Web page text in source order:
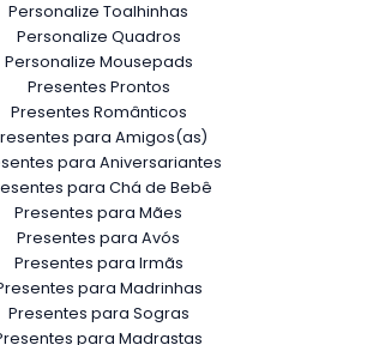
Personalize Toalhinhas
Personalize Quadros
Personalize Mousepads
Presentes Prontos
Presentes Românticos
para Amigos(as)
para Aniversariantes
para Chá de Bebê
Presentes para Mães
Presentes para Avós
Presentes para Irmãs
para Madrinhas
Presentes para Sogras
para Madrastas